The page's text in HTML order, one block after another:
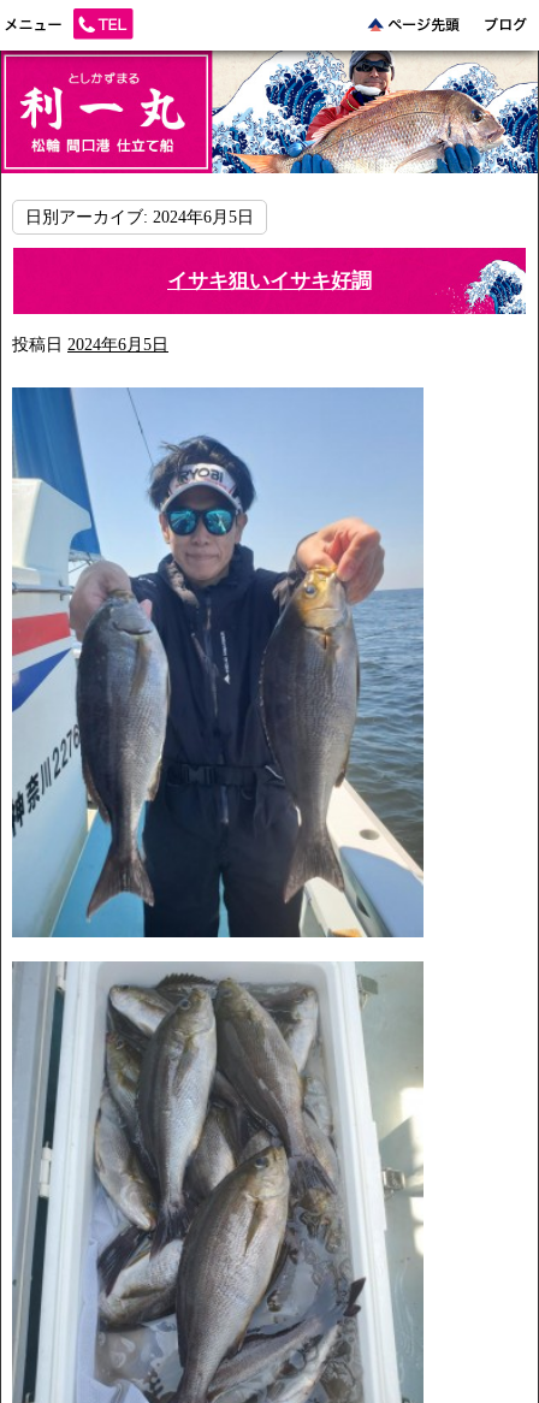
日別アーカイブ: 2024年6月5日
イサキ狙いイサキ好調
投稿日 2024年6月5日